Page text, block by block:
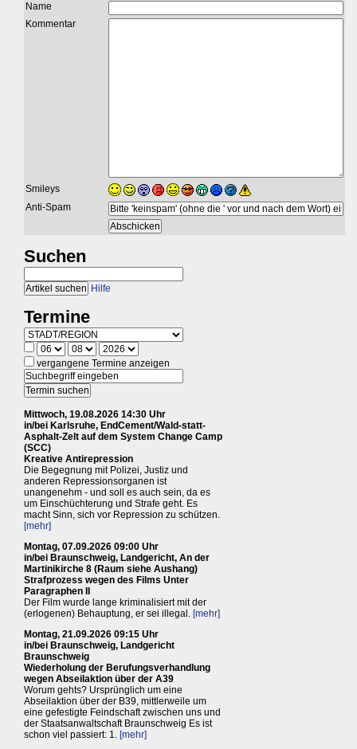
Name
Kommentar
Smileys
Anti-Spam
Suchen
Hilfe
Termine
vergangene Termine anzeigen
Mittwoch, 19.08.2026 14:30 Uhr
in/bei Karlsruhe, EndCement/Wald-statt-
Asphalt-Zelt auf dem System Change Camp
(SCC)
Kreative Antirepression
Die Begegnung mit Polizei, Justiz und
anderen Repressionsorganen ist
unangenehm - und soll es auch sein, da es
um Einschüchterung und Strafe geht. Es
macht Sinn, sich vor Repression zu schützen.
[mehr]
Montag, 07.09.2026 09:00 Uhr
in/bei Braunschweig, Landgericht, An der
Martinikirche 8 (Raum siehe Aushang)
Strafprozess wegen des Films Unter
Paragraphen II
Der Film wurde lange kriminalisiert mit der
(erlogenen) Behauptung, er sei illegal. [mehr]
Montag, 21.09.2026 09:15 Uhr
in/bei Braunschweig, Landgericht
Braunschweig
Wiederholung der Berufungsverhandlung
wegen Abseilaktion über der A39
Worum gehts? Ursprünglich um eine
Abseilaktion über der B39, mittlerweile um
eine gefestigte Feindschaft zwischen uns und
der Staatsanwaltschaft Braunschweig Es ist
schon viel passiert: 1. [mehr]